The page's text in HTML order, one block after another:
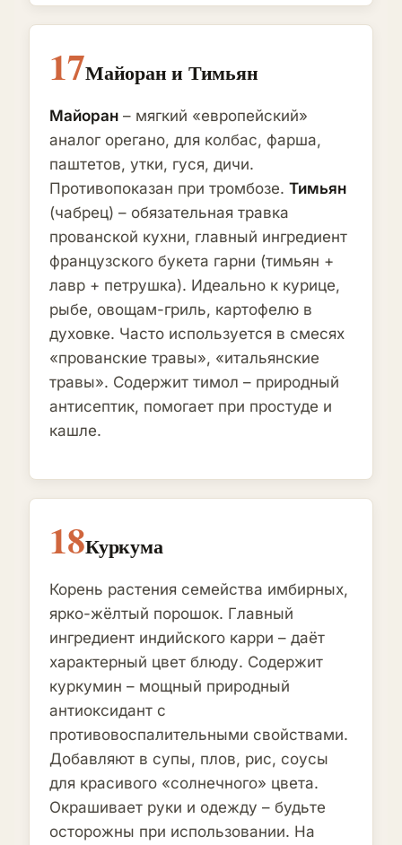
17Майоран и Тимьян
Майоран – мягкий «европейский»
аналог орегано, для колбас, фарша,
паштетов, утки, гуся, дичи.
Противопоказан при тромбозе. Тимьян
(чабрец) – обязательная травка
прованской кухни, главный ингредиент
французского букета гарни (тимьян +
лавр + петрушка). Идеально к курице,
рыбе, овощам-гриль, картофелю в
духовке. Часто используется в смесях
«прованские травы», «итальянские
травы». Содержит тимол – природный
антисептик, помогает при простуде и
кашле.
18Куркума
Корень растения семейства имбирных,
ярко-жёлтый порошок. Главный
ингредиент индийского карри – даёт
характерный цвет блюду. Содержит
куркумин – мощный природный
антиоксидант с
противовоспалительными свойствами.
Добавляют в супы, плов, рис, соусы
для красивого «солнечного» цвета.
Окрашивает руки и одежду – будьте
осторожны при использовании. На